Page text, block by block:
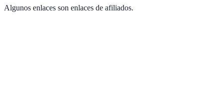
Algunos enlaces son enlaces de afiliados.